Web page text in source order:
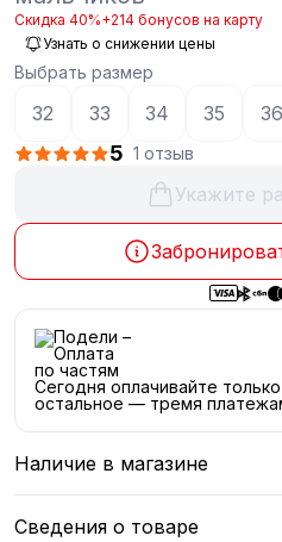
Скидка 40%+214 бонусов на карту
Узнать о снижении цены
Выбрать размер
32 33 34 35 36
5 1 отзыв
Укажите
Сегодня оплачивайте
остальное — тремя
Наличие в магазине
Сведения о товаре